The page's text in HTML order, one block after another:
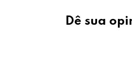
Dê sua